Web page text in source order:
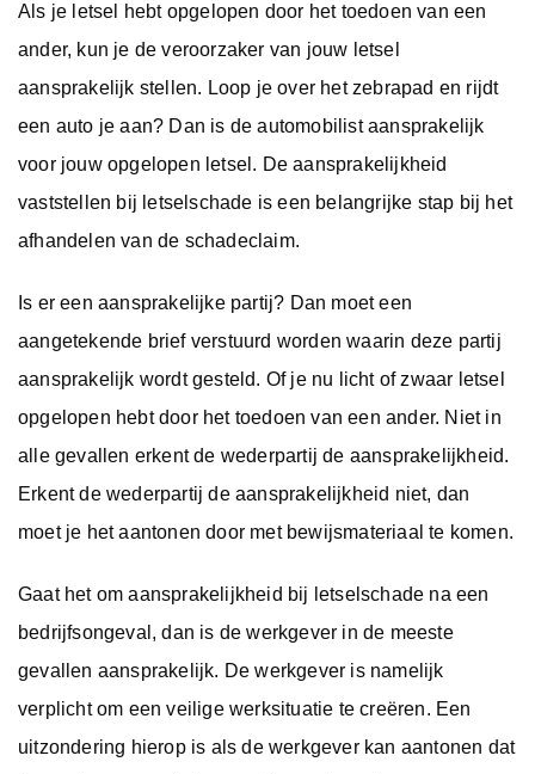
Als je letsel hebt opgelopen door het toedoen van een
ander, kun je de veroorzaker van jouw letsel
aansprakelijk stellen. Loop je over het zebrapad en rijdt
een auto je aan? Dan is de automobilist aansprakelijk
voor jouw opgelopen letsel. De aansprakelijkheid
vaststellen bij letselschade is een belangrijke stap bij het
afhandelen van de schadeclaim.
Is er een aansprakelijke partij? Dan moet een
aangetekende brief verstuurd worden waarin deze partij
aansprakelijk wordt gesteld. Of je nu licht of zwaar letsel
opgelopen hebt door het toedoen van een ander. Niet in
alle gevallen erkent de wederpartij de aansprakelijkheid.
Erkent de wederpartij de aansprakelijkheid niet, dan
moet je het aantonen door met bewijsmateriaal te komen.
Gaat het om aansprakelijkheid bij letselschade na een
bedrijfsongeval, dan is de werkgever in de meeste
gevallen aansprakelijk. De werkgever is namelijk
verplicht om een veilige werksituatie te creëren. Een
uitzondering hierop is als de werkgever kan aantonen dat